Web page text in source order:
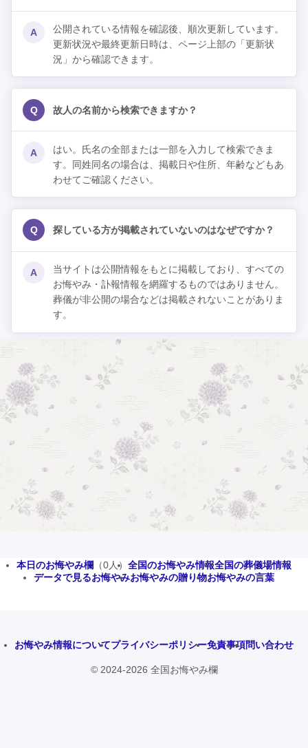
A
公開されている情報を確認後、順次更新しています。
更新状況や最終更新日時は、ページ上部の「更新状
況」から確認できます。
Q 故人の名前から検索できますか？
A
はい。氏名の全部または一部を入力して検索できま
す。同姓同名の場合は、掲載日や住所、年齢などもあ
わせてご確認ください。
Q 探している方が掲載されていないのはなぜですか？
A
当サイトは公開情報をもとに掲載しており、すべての
お悔やみ・訃報情報を網羅するものではありません。
葬儀が非公開の場合などは掲載されないことがありま
す。
本日のお悔やみ欄 （0人） 全国のお悔やみ情報全国の葬儀場情報
データで見るお悔やみお悔やみの贈り物お悔やみの言葉
お悔やみ情報についてプライバシーポリシー免責事項問い合わせ
© 2024-2026 全国お悔やみ欄